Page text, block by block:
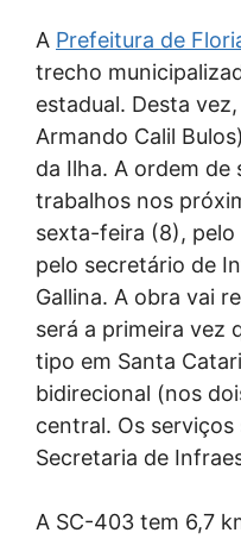
A Prefeitura de
trecho
estadual. Desta
Armando Calil
da Ilha. A ordem
trabalhos nos
sexta-feira (8),
pelo secretário de
Gallina. A obra vai
será a primeira vez
tipo em Santa
bidirecional (nos
central. Os
Secretaria de
A SC-403 tem 6,7